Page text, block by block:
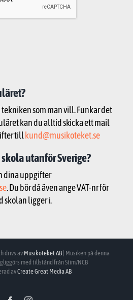
som man vill. Funkar det
kan du alltid skicka ett mail
tillkund@musikoteket.se
utanför Sverige?
dina uppgifter
. Du bör då även ange VAT-nr för
skolan ligger i.
drivs av Musikoteket AB| Musiken på denna
med tillstånd från Stim/NCB
avCreate Great Media AB